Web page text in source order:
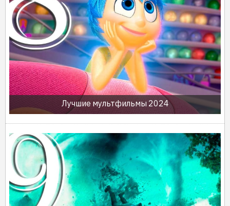
Лучшие мультфильмы 2024